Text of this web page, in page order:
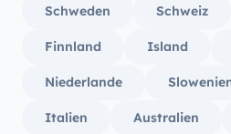
Schweden Schweiz
Finnland Island
Niederlande
Italien Australien